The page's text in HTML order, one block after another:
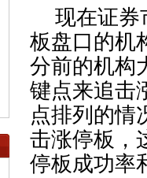
现在证券
板盘口的机
分前的机构
键点来追击
点排列的情
击涨停板，
停板成功率